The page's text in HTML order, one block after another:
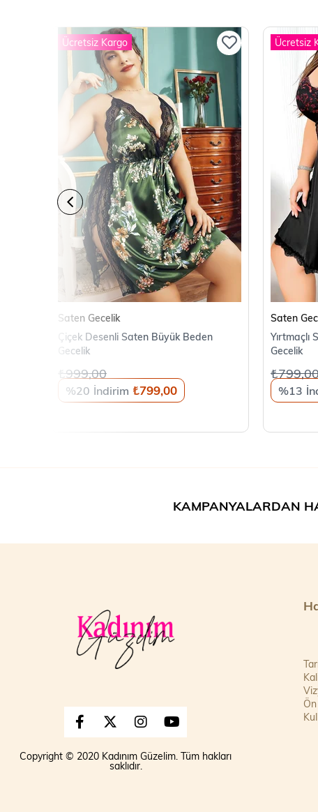
Saten Gecelik
Çiçek Desenli Saten Büyük Beden
Gecelik
%20 ₺799,00
₺999,00
Ücretsiz Kargo
Saten
Gecelik
%13
Ücretsiz
KAMPANYALARDAN
Copyright © 2020 Kadınım Güzelim. Tüm hakları
saklıdır.